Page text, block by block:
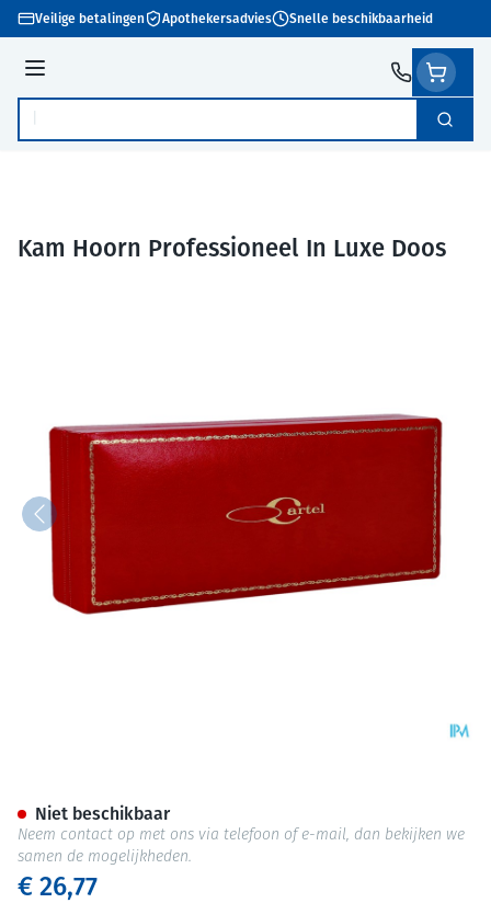
Ga naar de inhoud
Veilige betalingen Apothekersadvies Snelle beschikbaarheid
Menu
Product, merk, categorie... Zoek
Kam Hoorn Professioneel In Luxe Doos
€ 26,77
Niet beschikbaar
Neem contact op met ons via telefoon of e-mail, dan bekijken we
samen de mogelijkheden.